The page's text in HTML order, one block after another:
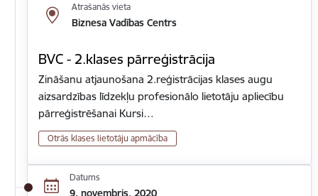
Atrašanās vieta
Biznesa Vadības Centrs
BVC - 2.klases pārreģistrācija
Zināšanu atjaunošana 2.reģistrācijas klases augu
aizsardzības līdzekļu profesionālo lietotāju apliecību
pārreģistrēšanai Kursi…
Otrās klases lietotāju apmācība
Datums